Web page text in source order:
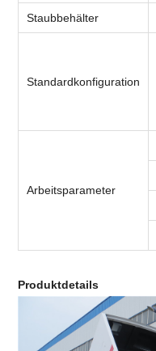
Staubbehälter
Standardkonfiguration
Arbeitsparameter
Produktdetails